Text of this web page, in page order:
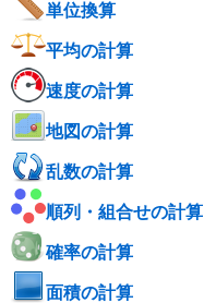
単位換算
平均の計算
速度の計算
地図の計算
乱数の計算
順列・組合せの計算
確率の計算
面積の計算